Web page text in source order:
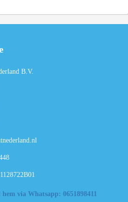
B.V.
hem via Whatsapp: 0651898411